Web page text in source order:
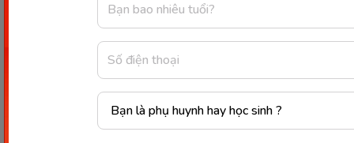
Nhắc trẻ đeo khẩu trang khi ra ngoài để hạn chế nguy cơ